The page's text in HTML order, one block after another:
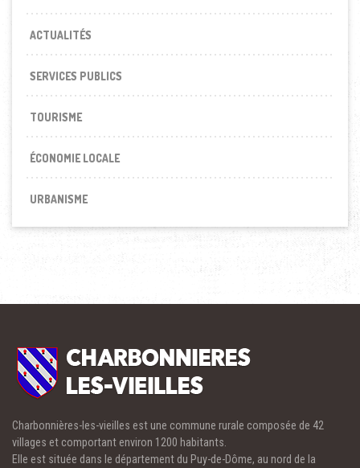
ACTUALITÉS
SERVICES PUBLICS
TOURISME
ÉCONOMIE LOCALE
URBANISME
Charbonnières-les-vieilles est une commune rurale composée de 42
villages et comportant environ 1200 habitants.
Elle est située dans le département du Puy-de-Dôme, au nord de la